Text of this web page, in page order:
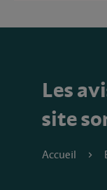
Les
site
Accueil